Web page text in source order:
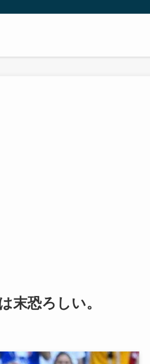
等。太ったり悩んでいる方々が簡単に
末恐ろしい。